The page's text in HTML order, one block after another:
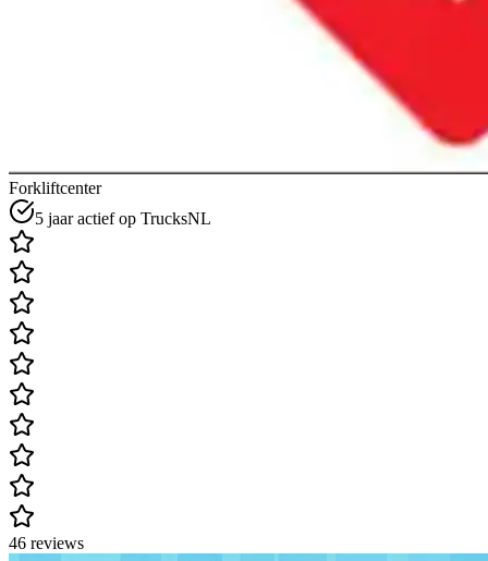
Forkliftcenter
5 jaar actief op TrucksNL
46 reviews